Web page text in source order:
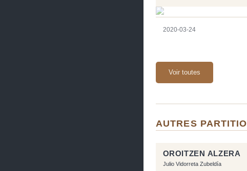
2020-03-24
Voir toutes
AUTRES
OROITZEN ALZERA
Julio Vidorreta Zubeldía